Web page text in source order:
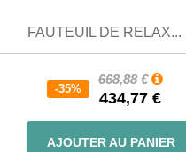
RELAX...
PANIER